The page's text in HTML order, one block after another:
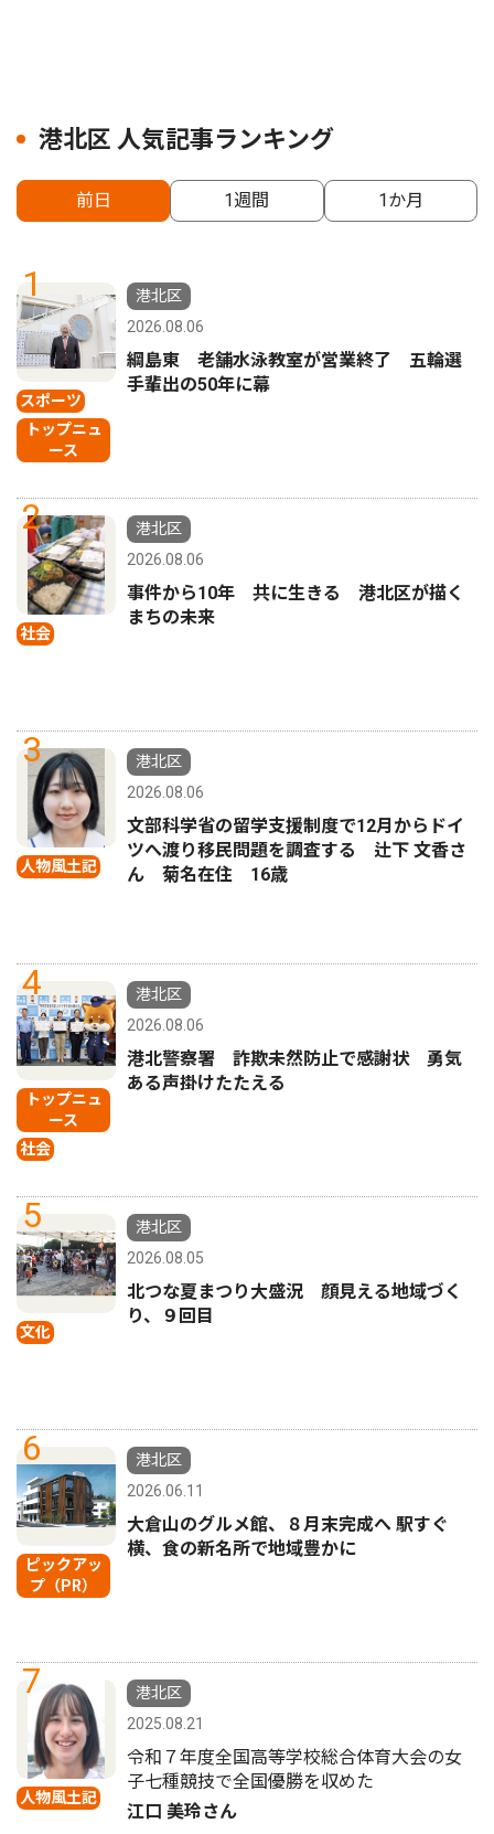
港北区 人気記事ランキング
前日 1週間 1か月
1
スポーツ
トップニュ
ース
港北区
2026.08.06
綱島東 老舗水泳教室が営業終了 五輪選
手輩出の50年に幕
2
社会
港北区
2026.08.06
事件から10年 共に生きる 港北区が描く
まちの未来
3
人物風土記
港北区
2026.08.06
文部科学省の留学支援制度で12月からドイ
ツへ渡り移民問題を調査する 辻下 文香さ
ん 菊名在住 16歳
4
トップニュ
ース
社会
港北区
2026.08.06
港北警察署 詐欺未然防止で感謝状 勇気
ある声掛けたたえる
5
文化
港北区
2026.08.05
北つな夏まつり大盛況 顔見える地域づく
り、９回目
6
ピックアッ
プ（PR）
港北区
2026.06.11
大倉山のグルメ館、８月末完成へ 駅すぐ
横、食の新名所で地域豊かに
7
人物風土記
港北区
2025.08.21
令和７年度全国高等学校総合体育大会の女
子七種競技で全国優勝を収めた
江口 美玲さん